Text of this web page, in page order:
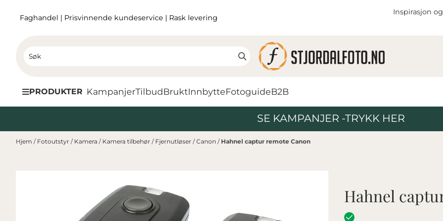
Faghandel | Prisvinnende kundeservice | Rask levering
Inspirasjon
PRODUKTER KampanjerTilbudBruktInnbytteFotoguideB2B
SE KAMPANJER -TRYKK HER
Hjem / Fotoutstyr / Kamera / Kamera tilbehør / Fjernutløser /Canon / Hahnel captur remote Canon
Hahnel